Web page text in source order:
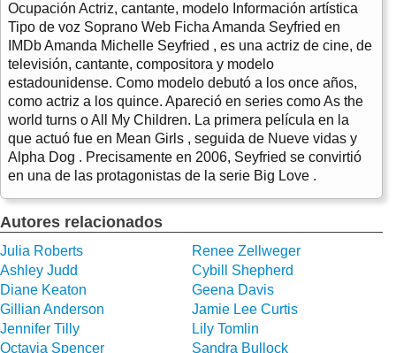
Ocupación Actriz, cantante, modelo Información artística
Tipo de voz Soprano Web Ficha Amanda Seyfried en
IMDb Amanda Michelle Seyfried , es una actriz de cine, de
televisión, cantante, compositora y modelo
estadounidense. Como modelo debutó a los once años,
como actriz a los quince. Apareció en series como As the
world turns o All My Children. La primera película en la
que actuó fue en Mean Girls , seguida de Nueve vidas y
Alpha Dog . Precisamente en 2006, Seyfried se convirtió
en una de las protagonistas de la serie Big Love .
Autores relacionados
Julia Roberts
Renee Zellweger
Ashley Judd
Cybill Shepherd
Diane Keaton
Geena Davis
Gillian Anderson
Jamie Lee Curtis
Jennifer Tilly
Lily Tomlin
Octavia Spencer
Sandra Bullock